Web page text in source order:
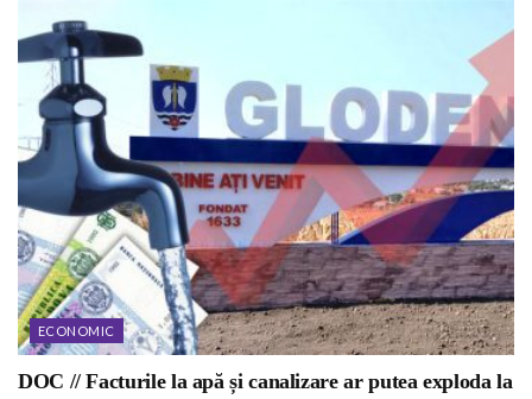
ECONOMIC
DOC // Facturile la apă și canalizare ar putea exploda la